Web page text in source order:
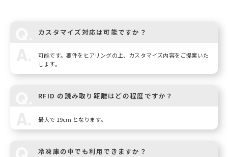
カスタマイズ対応は可能ですか？
可能です。要件をヒアリングの上、カスタマイズ内容をご提案いた
します。
RFID の読み取り距離はどの程度ですか？
最大で 19cm となります。
冷凍庫の中でも利用できますか？